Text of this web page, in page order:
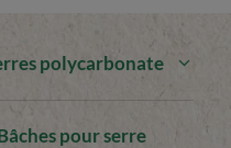
polycarbonate
pour serre